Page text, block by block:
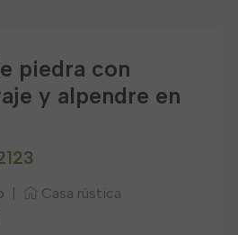
piedra con
y alpendre en
Casa rústica